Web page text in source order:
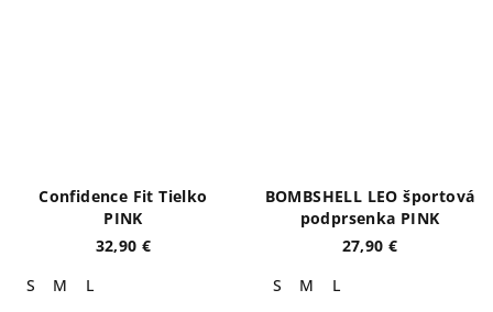
Confidence Fit Tielko
PINK
32,90 €
S
M L
BOMBSHELL LEO športová
podprsenka PINK
27,90 €
S
M L